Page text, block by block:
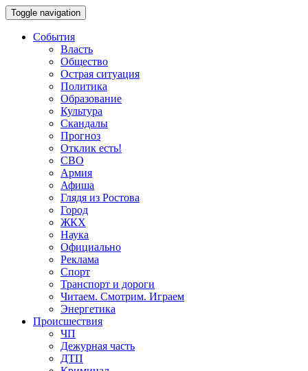
Toggle navigation
События
Власть
Общество
Острая ситуация
Политика
Образование
Культура
Скандалы
Прогноз
Отклик есть!
СВО
Армия
Афиша
Глядя из Ростова
Город
ЖКХ
Наука
Официально
Реклама
Спорт
Транспорт и дороги
Читаем. Смотрим. Играем
Энергетика
Происшествия
ЧП
Дежурная часть
ДТП